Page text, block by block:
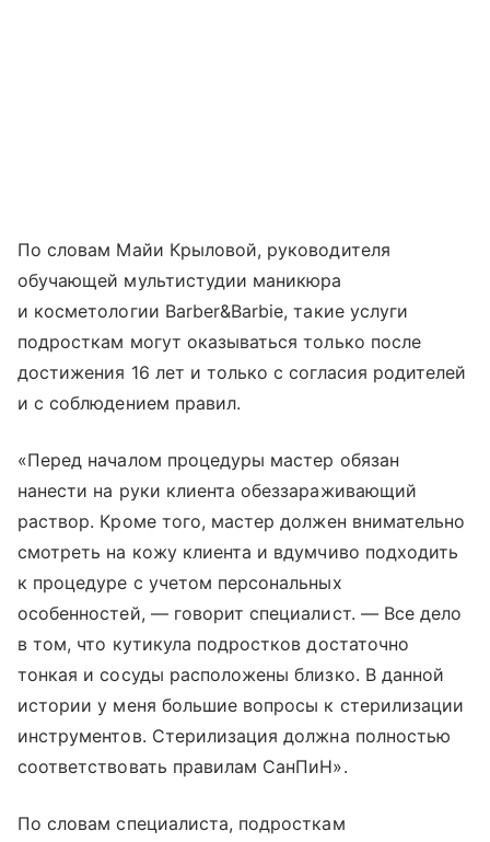
По словам Майи Крыловой, руководителя
обучающей мультистудии маникюра
и косметологии Barber&Barbie, такие услуги
подросткам могут оказываться только после
достижения 16 лет и только с согласия родителей
и с соблюдением правил.
«Перед началом процедуры мастер обязан
нанести на руки клиента обеззараживающий
раствор. Кроме того, мастер должен внимательно
смотреть на кожу клиента и вдумчиво подходить
к процедуре с учетом персональных
особенностей, — говорит специалист. — Все дело
в том, что кутикула подростков достаточно
тонкая и сосуды расположены близко. В данной
истории у меня большие вопросы к стерилизации
инструментов. Стерилизация должна полностью
соответствовать правилам СанПиН».
По словам специалиста, подросткам